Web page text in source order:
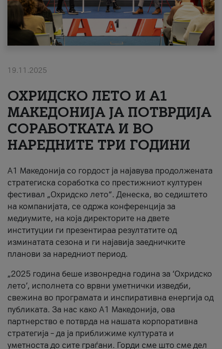
Поддршка
Надополни кредит
#ПодобарОнлајн
19.11.2025
ОХРИДСКО ЛЕТО И A1
МАКЕДОНИЈА ЈА ПОТВРДИЈА
СОРАБОТКАТА И ВО
НАРЕДНИТЕ ТРИ ГОДИНИ
A1 Македонија со гордост ја најавува продолжената
стратегиска соработка со престижниот културен
фестивал „Охридско лето“. Денеска, во седиштето
на компанијата, се одржа конференција за
медиумите, на која директорите на двете
институции ги презентираа резултатите од
изминатата сезона и ги најавија заедничките
планови за наредниот период.
„2025 година беше извонредна година за ‘Охридско
лето’, исполнета со врвни уметнички изведби,
свежина во програмата и инспиративна енергија од
публиката. За нас како A1 Македонија, ова
партнерство е потврда на нашата корпоративна
стратегија – да ја приближиме културата и
уметноста до сите граѓани. Горди сме што сме дел